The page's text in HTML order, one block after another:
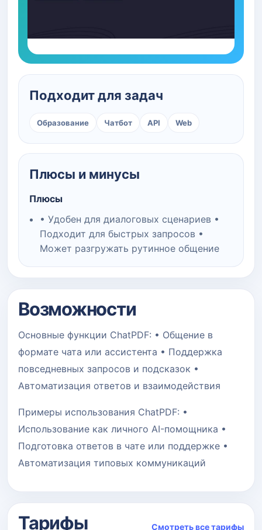
Подходит для задач
Образование Чатбот API Web
Плюсы и минусы
Плюсы
• Удобен для диалоговых сценариев •
Подходит для быстрых запросов •
Может разгружать рутинное общение
Возможности
Основные функции ChatPDF: • Общение в
формате чата или ассистента • Поддержка
повседневных запросов и подсказок •
Автоматизация ответов и взаимодействия
Примеры использования ChatPDF: •
Использование как личного AI-помощника •
Подготовка ответов в чате или поддержке •
Автоматизация типовых коммуникаций
Тарифы Смотреть все тарифы